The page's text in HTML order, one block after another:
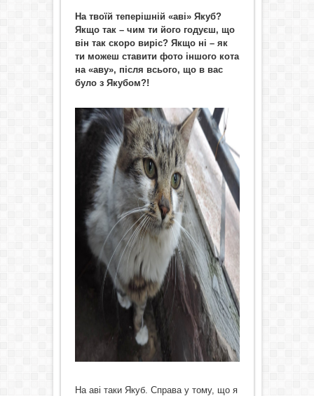
На твоїй теперішній «аві» Якуб?
Якщо так – чим ти його годуєш, що
він так скоро виріс? Якщо ні – як
ти можеш ставити фото іншого кота
на «аву», після всього, що в вас
було з Я кубом?!
На аві таки Якуб. Справа у тому, що я